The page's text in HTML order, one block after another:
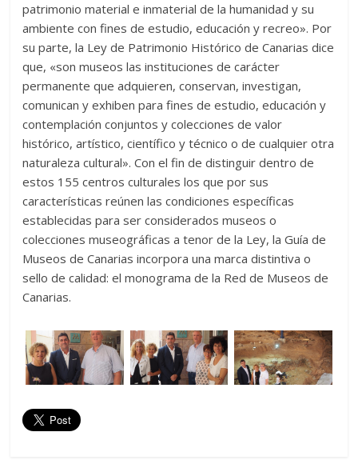
patrimonio material e inmaterial de la humani­dad y su
ambiente con fines de estudio, educación y recreo». Por
su parte, la Ley de Patrimonio Histórico de Canarias dice
que, «son museos las institu­ciones de carácter
permanente que adquieren, con­servan, investigan,
comunican y exhiben para fines de estudio, educación y
contemplación conjuntos y colecciones de valor
histórico, artístico, científico y técnico o de cualquier otra
naturaleza cultural». Con el fin de distinguir dentro de
estos 155 centros culturales los que por sus
características reúnen las con­diciones específicas
establecidas para ser considerados museos o
colecciones museográficas a tenor de la Ley, la Guía de
Museos de Canarias incorpora una marca distintiva o
sello de calidad: el mo­nograma de la Red de Museos de
Canarias.